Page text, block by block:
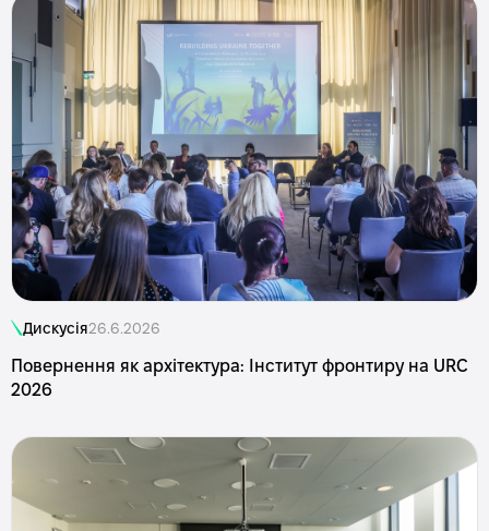
Дискусія26.6.2026
Повернення як архітектура: Інститут фронтиру на URC
2026